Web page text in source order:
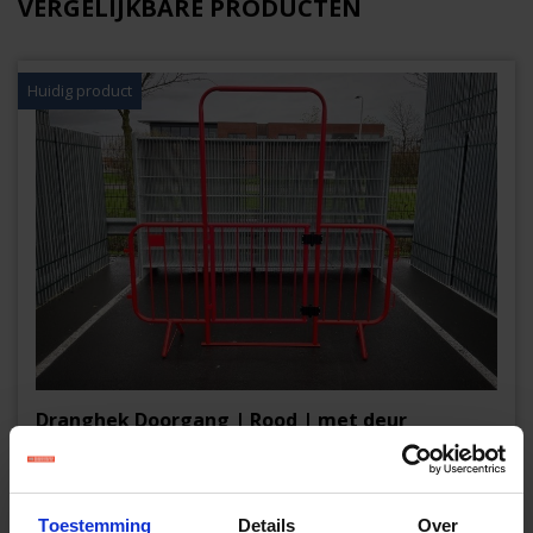
Toestemming Details Over
VERGELIJKBARE PRODUCTEN
Huidig product
Dranghek Doorgang | Rood | met deur
€ 195,00